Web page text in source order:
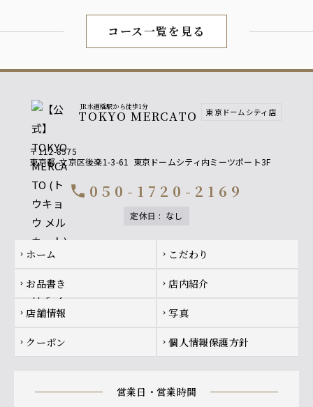
コース一覧を見る
JR水道橋駅から徒歩1分
TOKYO MERCATO 東京ドームシティ店
〒112-8575
東京都 文京区後楽1-3-61 東京ドームシティ内ミーツポート3F
call 050-1720-2169
定休日 : なし
Footer navigation
chevron_right ホーム chevron_right こだわり
chevron_right お品書き chevron_right 店内紹介
chevron_right 店舗情報 chevron_right 写真
chevron_right クーポン chevron_right 個人情報保護方針
営業日・営業時間